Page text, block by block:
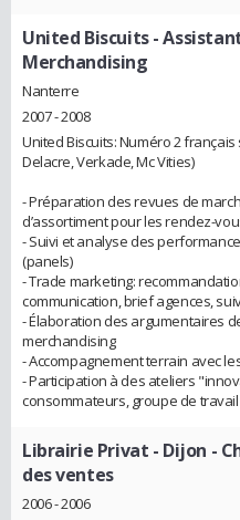
United Biscuits-
Merchandising
Nanterre
2007 - 2008
United Biscuits: Numéro 2
Delacre, Verkade, Mc Vities)
- Préparation des revues de
d’assortiment pour les rendez-
- Suivi et analyse des
(panels)
- Trade marketing:
communication, brief agences,
- Élaboration des argumentaires
merchandising
- Accompagnement terrain avec
- Participation à des ateliers
consommateurs, groupe de travail
Librairie Privat - Dijon -
des ventes
2006 - 2006